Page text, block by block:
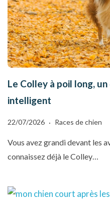
Le Colley à poil long,
intelligent
22/07/2026 Races de chien
Vous avez grandi devant les
connaissez déjà le Colley…